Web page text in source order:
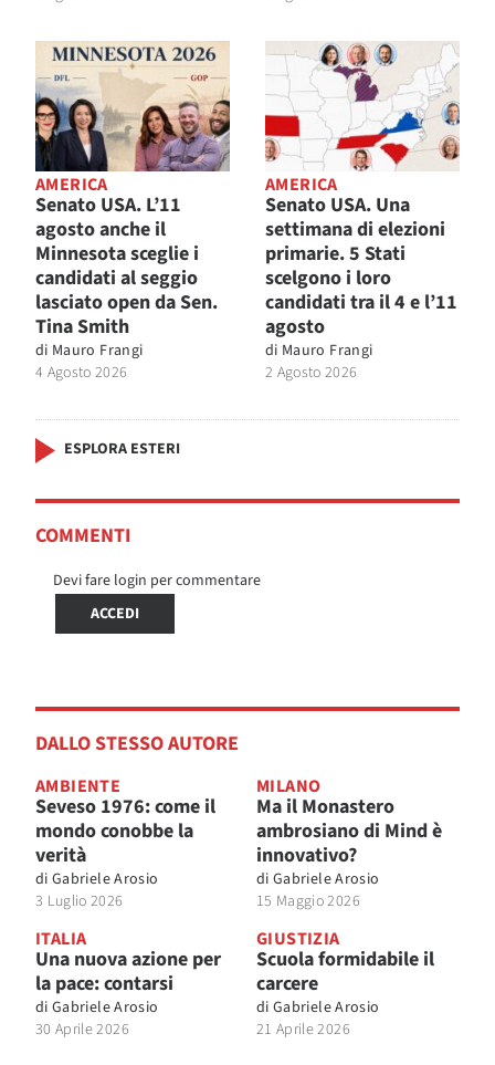
AMERICA
Senato USA. L’11
agosto anche il
Minnesota sceglie i
candidati al seggio
lasciato open da Sen.
Tina Smith
di Mauro Frangi
4 Agosto 2026
AMERICA
Senato USA. Una
settimana di elezioni
primarie. 5 Stati
scelgono i loro
candidati tra il 4 e l’11
agosto
di Mauro Frangi
2 Agosto 2026
ESPLORA ESTERI
COMMENTI
Devi fare login per commentare
ACCEDI
DALLO STESSO AUTORE
AMBIENTE
Seveso 1976: come il
mondo conobbe la
verità
di Gabriele Arosio
3 Luglio 2026
MILANO
Ma il Monastero
ambrosiano di Mind è
innovativo?
di Gabriele Arosio
15 Maggio 2026
ITALIA
Una nuova azione per
la pace: contarsi
di Gabriele Arosio
30 Aprile 2026
GIUSTIZIA
Scuola formidabile il
carcere
di Gabriele Arosio
21 Aprile 2026